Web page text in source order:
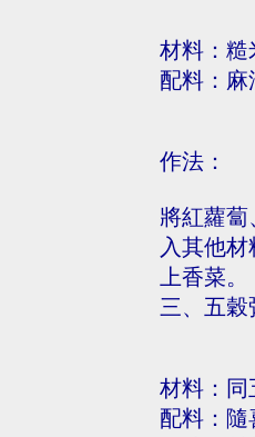
材料：糙
配料：麻
作法：
將紅蘿
入其他
上香菜。
三、五穀
材料：同
配料：隨